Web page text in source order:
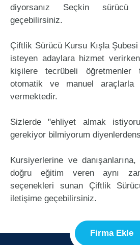
diyorsanız Seçkin
geçebilirsiniz.
Çiftlik Sürücü Kursu Kışla
isteyen adaylara hizmet
kişilere tecrübeli öğretmenler
otomatik ve manuel
vermektedir.
Sizlerde "ehliyet almak
gerekiyor bilmiyorum
Kursiyerlerine ve
doğru eğitim veren aynı
seçenekleri sunan Çiftlik
iletişime geçebilirsiniz.
Firma Ekle